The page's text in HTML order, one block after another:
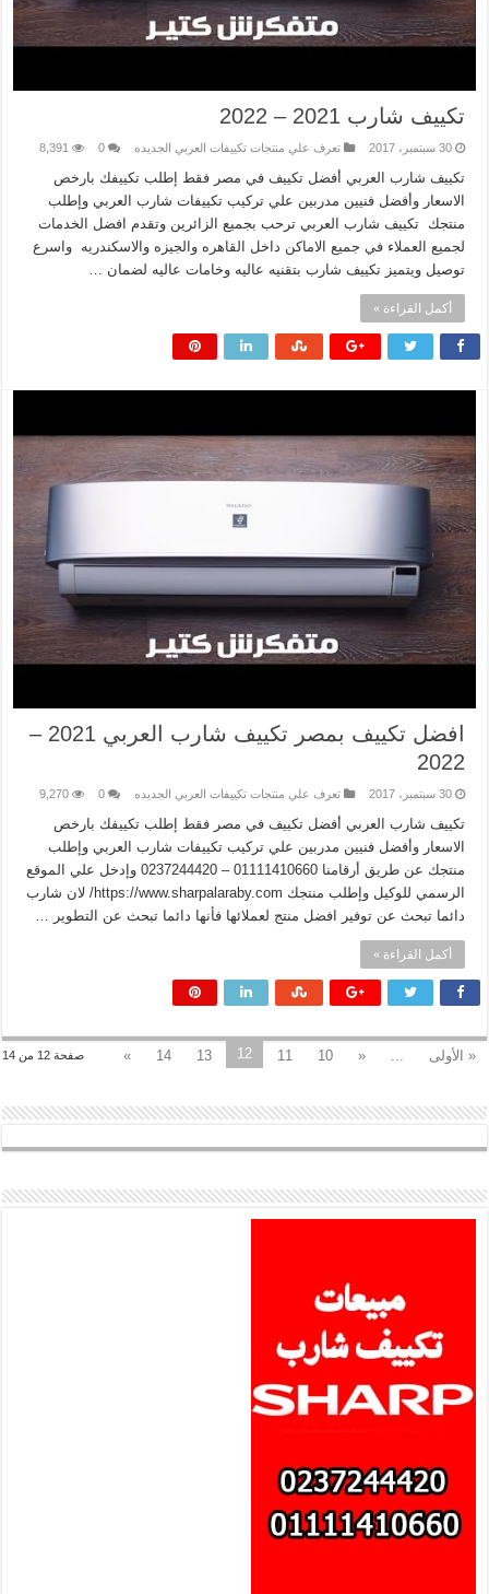
تكييف شارب 2021 – 2022
30 سبتمبر، 2017 تعرف علي منتجات تكييفات العربي الجديده 0
8,391
تكييف شارب العربي أفضل تكييف في مصر فقط إطلب تكييفك بارخص
الاسعار وأفضل فنيين مدربين علي تركيب تكييفات شارب العربي وإطلب
منتجك تكييف شارب العربي ترحب بجميع الزائرين وتقدم افضل الخدمات
لجميع العملاء في جميع الاماكن داخل القاهره والجيزه والاسكندريه واسرع
توصيل ويتميز تكييف شارب بتقنيه عاليه وخامات عاليه لضمان …
أكمل القراءة »
افضل تكييف بمصر تكييف شارب العربي 2021 –
2022
30 سبتمبر، 2017 تعرف علي منتجات تكييفات العربي الجديده 0
9,270
تكييف شارب العربي أفضل تكييف في مصر فقط إطلب تكييفك بارخص
الاسعار وأفضل فنيين مدربين علي تركيب تكييفات شارب العربي وإطلب
منتجك عن طريق أرقامنا 01111410660 – 0237244420 وإدخل علي الموقع
الرسمي للوكيل وإطلب منتجك https://www.sharpalaraby.com/ لان شارب
دائما تبحث عن توفير افضل منتج لعملائها فأنها دائما تبحث عن التطوير …
أكمل القراءة »
صفحة 12 من 14 « الأولى «
10
11
12
13
14
»